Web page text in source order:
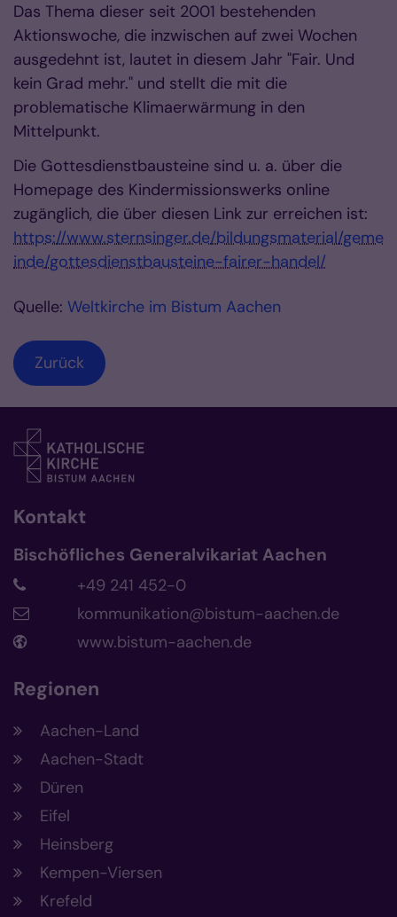
Das Thema dieser seit 2001 bestehenden
Aktionswoche, die inzwischen auf zwei Wochen
ausgedehnt ist, lautet in diesem Jahr "Fair. Und
kein Grad mehr." und stellt die mit die
problematische Klimaerwärmung in den
Mittelpunkt.
Die Gottesdienstbausteine sind u. a. über die
Homepage des Kindermissionswerks online
zugänglich, die über diesen Link zur erreichen ist:
https://www.sternsinger.de/bildungsmaterial/geme
inde/gottesdienstbausteine-fairer-handel/
Quelle: Weltkirche im Bistum Aachen
Zurück
Kontakt
Bischöfliches Generalvikariat Aachen
+49 241 452-0
kommunikation@bistum-aachen.de
www.bistum-aachen.de
Regionen
Aachen-Land
Aachen-Stadt
Düren
Eifel
Heinsberg
Kempen-Viersen
Krefeld